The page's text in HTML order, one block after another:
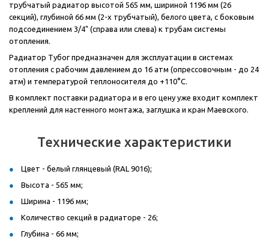
трубчатый радиатор высотой 565 мм, шириной 1196 мм (26
секций), глубиной 66 мм (2-х трубчатый), белого цвета, с боковым
подсоединением 3/4" (справа или слева) к трубам системы
отопления.
Радиатор Тубог предназначен для эксплуатации в системах
отопления с рабочим давлением до 16 атм (опрессовочным - до 24
атм) и температурой теплоносителя до +110°С.
В комплект поставки радиатора и в его цену уже входит комплект
креплений для настенного монтажа, заглушка и кран Маевского.
Технические характеристики
Цвет - белый глянцевый (RAL 9016);
Высота - 565 мм;
Ширина - 1196 мм;
Количество секций в радиаторе - 26;
Глубина - 66 мм;